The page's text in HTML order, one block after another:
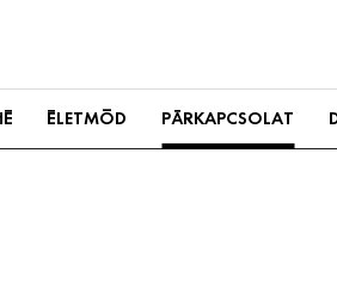
ÉLETMÓD PÁRKAPCSOLAT